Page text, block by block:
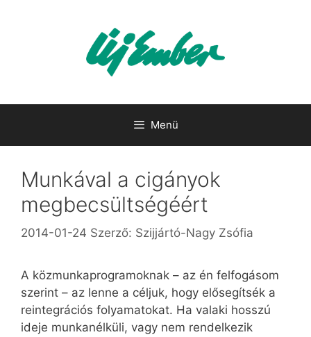
Menü
Munkával a cigányok
megbecsültségéért
2014-01-24 Szerző: Szijjártó-Nagy Zsófia
A közmunkaprogramoknak – az én felfogásom
szerint – az lenne a céljuk, hogy elősegítsék a
reintegrációs folyamatokat. Ha valaki hosszú
ideje munkanélküli, vagy nem rendelkezik